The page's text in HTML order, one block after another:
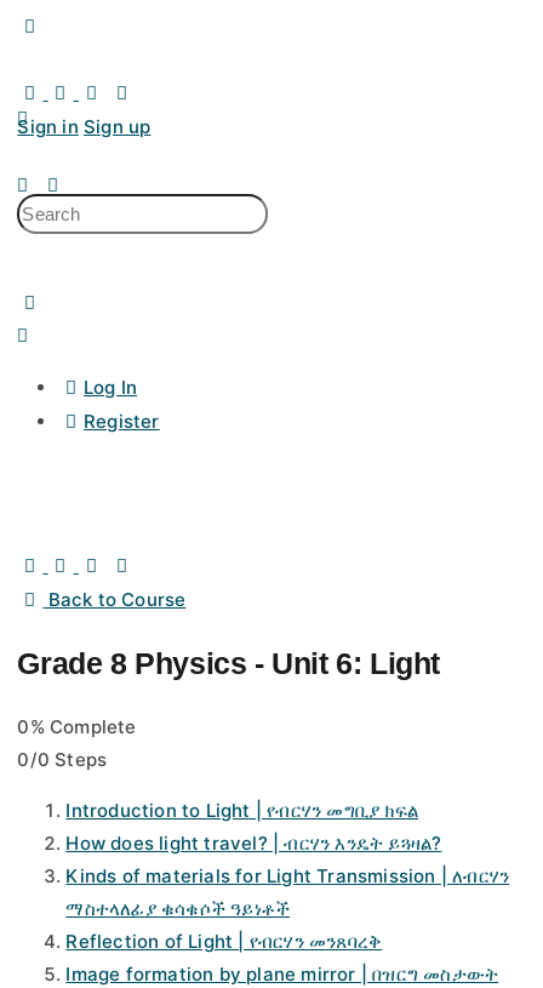
Sign in Sign up
Log In
Register
Back to Course
Grade 8 Physics - Unit 6: Light
0% Complete
0/0 Steps
Introduction to Light | የብርሃን መግቢያ ክፍል
How does light travel? | ብርሃን እንዴት ይጓዛል?
Kinds of materials for Light Transmission | ለብርሃን
ማስተላለፊያ ቁሳቁሶች ዓይነቶች
Reflection of Light | የብርሃን መንጸባረቅ
Image formation by plane mirror | በዝርግ መስታውት